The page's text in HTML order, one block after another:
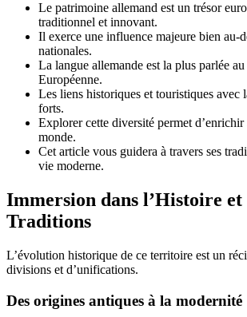
Le patrimoine allemand est un trésor
traditionnel et innovant.
Il exerce une influence majeure bien au-
nationales.
La langue allemande est la plus parlée
Européenne.
Les liens historiques et touristiques avec
forts.
Explorer cette diversité permet
monde.
Cet article vous guidera à travers ses
vie moderne.
Immersion dans l’Histoire et
Traditions
L’évolution historique de ce territoire est un
divisions et d’unifications.
Des origines antiques à la modernité